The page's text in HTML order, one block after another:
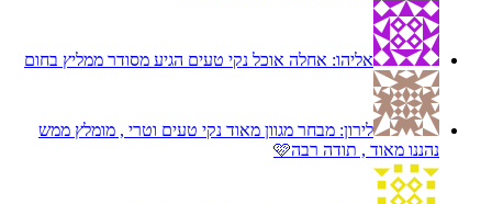
אליהו: אחלה אוכל נקי טעים הגיע מסודר ממליץ בחום
לירון: מבחר מגוון מאוד נקי טעים וטרי , מומלץ ממש
נהננו מאוד , תודה רבה🩷